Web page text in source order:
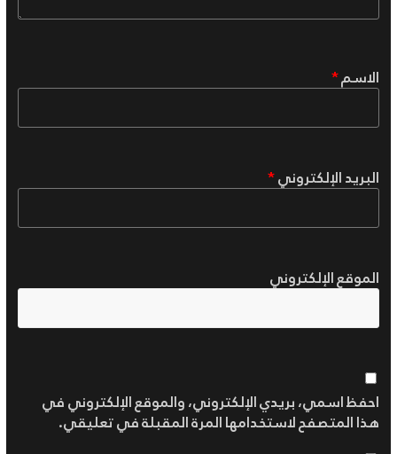
الاسم*
البريد الإلكتروني*
الموقع الإلكتروني
احفظ اسمي، بريدي الإلكتروني، والموقع الإلكتروني في
هذا المتصفح لاستخدامها المرة المقبلة في تعليقي.